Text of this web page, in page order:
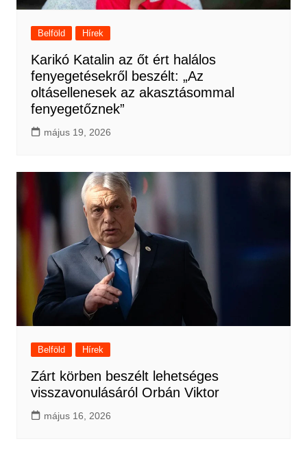
Belföld Hírek
Karikó Katalin az őt ért halálos
fenyegetésekről beszélt: „Az
oltásellenesek az akasztásommal
fenyegetőznek”
május 19, 2026
Belföld Hírek
Zárt körben beszélt lehetséges
visszavonulásáról Orbán Viktor
május 16, 2026